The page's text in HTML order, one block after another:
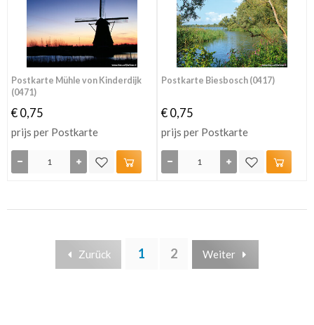
Postkarte Mühle von Kinderdijk
(0471)
€ 0,75
prijs per Postkarte
Postkarte Biesbosch (0417)
€ 0,75
prijs per Postkarte
Zurück 1 2 Weiter